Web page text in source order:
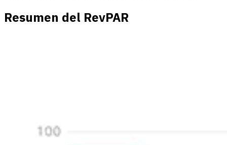
Resumen del RevPAR